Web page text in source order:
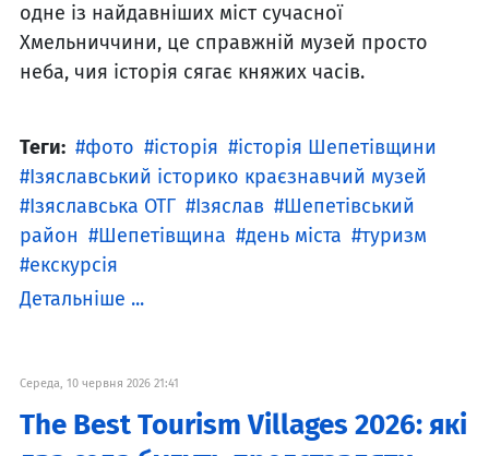
одне із найдавніших міст сучасної
Хмельниччини, це справжній музей просто
неба, чия історія сягає княжих часів.
Теги: фото історія
історія Шепетівщини
Ізяславський історико краєзнавчий музей
Ізяславська ОТГ
Ізяслав
Шепетівський
район
Шепетівщина день міста
туризм
екскурсія
Детальніше ...
Середа, 10 червня 2026 21:41
The Best Tourism Villages 2026: які